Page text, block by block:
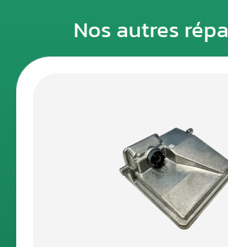
Nos autres